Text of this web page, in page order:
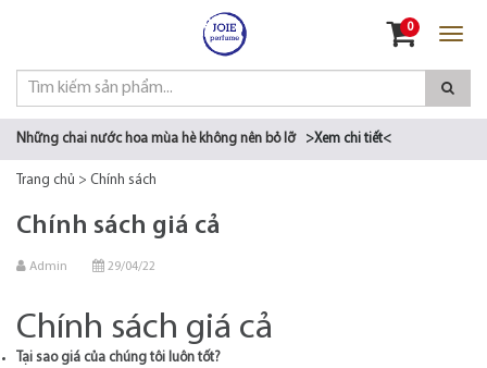
0
Những chai nước hoa mùa hè không nên bỏ lỡ >Xem chi tiết<
Trang chủ > Chính sách
Chính sách giá cả
Admin 29/04/22
Chính sách giá cả
Tại sao giá của chúng tôi luôn tốt?